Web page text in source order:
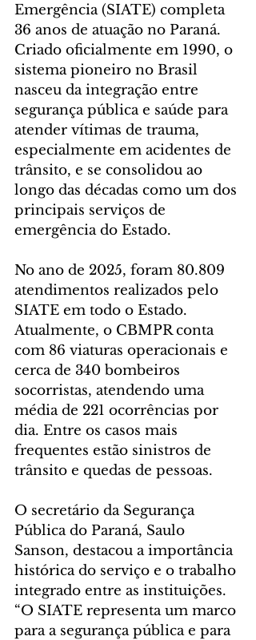
Emergência (SIATE) completa
36 anos de atuação no Paraná.
Criado oficialmente em 1990, o
sistema pioneiro no Brasil
nasceu da integração entre
segurança pública e saúde para
atender vítimas de trauma,
especialmente em acidentes de
trânsito, e se consolidou ao
longo das décadas como um dos
principais serviços de
emergência do Estado.
No ano de 2025, foram 80.809
atendimentos realizados pelo
SIATE em todo o Estado.
Atualmente, o CBMPR conta
com 86 viaturas operacionais e
cerca de 340 bombeiros
socorristas, atendendo uma
média de 221 ocorrências por
dia. Entre os casos mais
frequentes estão sinistros de
trânsito e quedas de pessoas.
O secretário da Segurança
Pública do Paraná, Saulo
Sanson, destacou a importância
histórica do serviço e o trabalho
integrado entre as instituições.
“O SIATE representa um marco
para a segurança pública e para